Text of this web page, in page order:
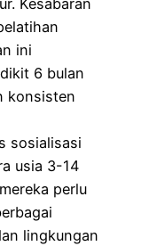
Kesabaran
ini
6 bulan
konsisten
sosialisasi
usia 3-14
perlu
lingkungan